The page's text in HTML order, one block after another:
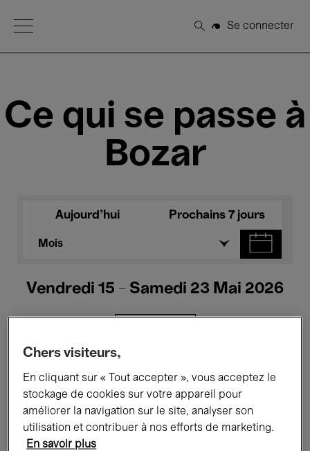
Open Menu
Rechercher
Se connecter
Ce qui se passe à
Bozar
Aujourd'hui Prochains 7 jours
Mois
Vendredi 15 - Samedi 23 Mai 2026
Tous les événements Concerts
Expositions Performances
Rencontres & Débats
Chers visiteurs,
En cliquant sur « Tout accepter », vous acceptez le
stockage de cookies sur votre appareil pour
améliorer la navigation sur le site, analyser son
utilisation et contribuer à nos efforts de marketing.
En savoir plus